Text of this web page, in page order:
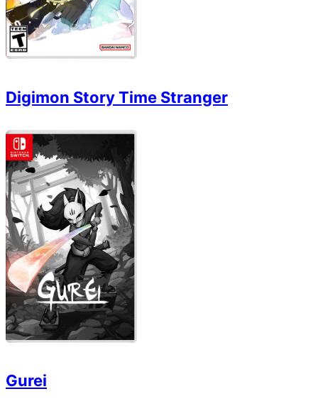
Digimon Story Time Stranger
Gurei